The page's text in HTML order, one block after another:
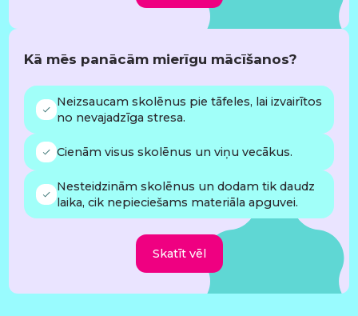
Kā mēs panācām mierīgu mācīšanos?
Neizsaucam skolēnus pie tāfeles, lai izvairītos
no nevajadzīga stresa.
Cienām visus skolēnus un viņu vecākus.
Nesteidzinām skolēnus un dodam tik daudz
laika, cik nepieciešams materiāla apguvei.
Skatīt vēl